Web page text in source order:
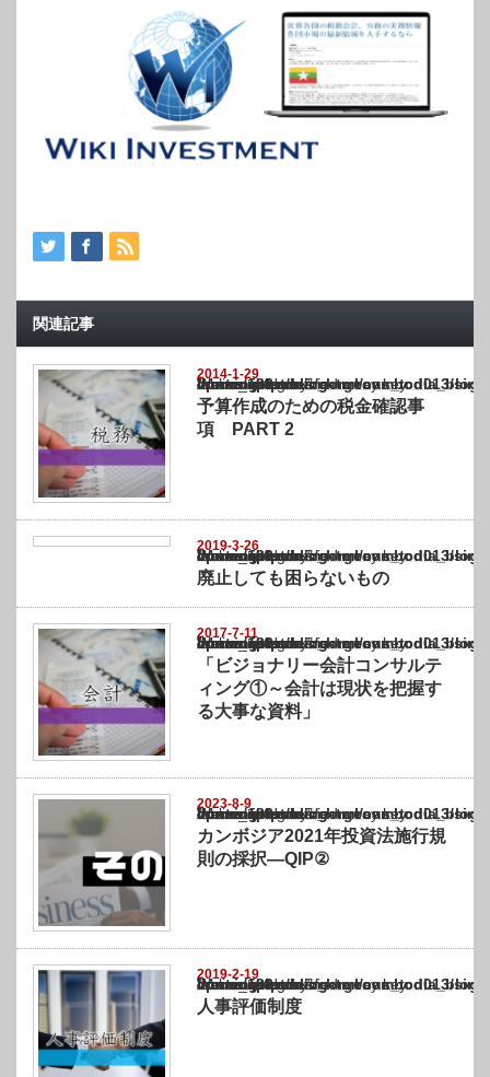
関連記事
2014-1-29
Warning
: Undefined array key "show_category" in
/home/netst/kuno-cpa.co.jp/public_html/cambodia_blog/wp-content/themes/
on line183
予算作成のための税金確認事
項 PART 2
2019-3-26
Warning
: Undefined array key "show_category" in
/home/netst/kuno-cpa.co.jp/public_html/cambodia_blog/wp-content/themes/
on line183
廃止しても困らないもの
2017-7-11
Warning
: Undefined array key "show_category" in
/home/netst/kuno-cpa.co.jp/public_html/cambodia_blog/wp-content/themes/
on line183
「ビジョナリー会計コンサルテ
ィング①～会計は現状を把握す
る大事な資料」
2023-8-9
Warning
: Undefined array key "show_category" in
/home/netst/kuno-cpa.co.jp/public_html/cambodia_blog/wp-content/themes/
on line183
カンボジア2021年投資法施行規
則の採択―QIP②
2019-2-19
Warning
: Undefined array key "show_category" in
/home/netst/kuno-cpa.co.jp/public_html/cambodia_blog/wp-content/themes/
on line183
人事評価制度